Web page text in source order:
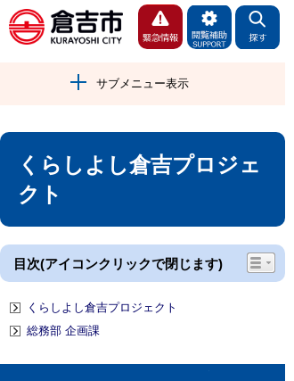
サブメニュー表示
くらしよし倉吉プロジェ
クト
目次(アイコンクリックで閉じます)
くらしよし倉吉プロジェクト
総務部 企画課